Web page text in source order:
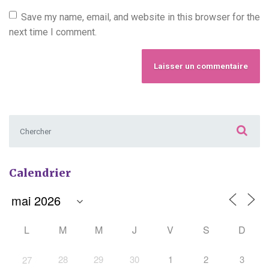
Save my name, email, and website in this browser for the
next time I comment.
Calendrier
L M M J V S D
27 28 29 30 1 2 3